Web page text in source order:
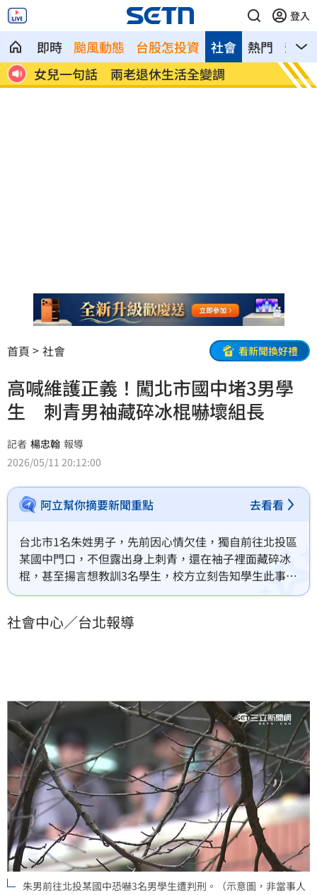
登入
即時 颱風動態 台股怎投資 熱門 影音
社會
女兒一句話 兩老退休生活全變調
記憶
襲
首頁 社會 看新聞換好禮
高喊維護正義！闖北市國中堵3男學
生 刺青男袖藏碎冰棍嚇壞組長
記者 楊忠翰 報導
2026/05/11 20:12:00
阿立幫你摘要新聞重點 去看看
台北市1名朱姓男子，先前因心情欠佳，獨自前往北投區
某國中門口，不但露出身上刺青，還在袖子裡面藏碎冰
棍，甚至揚言想教訓3名學生，校方立刻告知學生此事，
3名家長嚇得趕緊報案；士林地院認為，朱男涉犯恐嚇危
易科罰金。
社會中心／台北報導
朱男前往北投某國中恐嚇3名男學生遭判刑。（示意圖，非當事人